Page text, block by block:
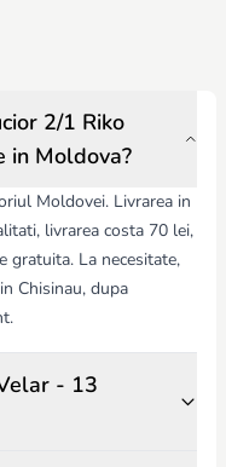
2/1 Riko
in Moldova?
Moldovei. Livrarea in
livrarea costa 70 lei,
gratuita. La necesitate,
Chisinau, dupa
- 13